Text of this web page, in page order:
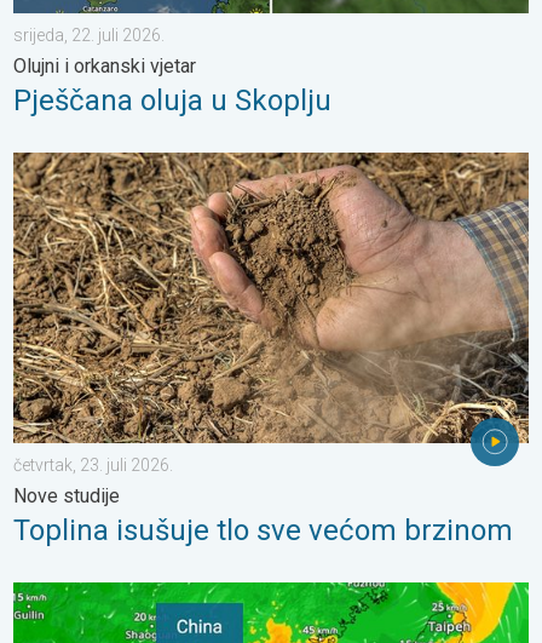
srijeda, 22. juli 2026.
Olujni i orkanski vjetar
Pješčana oluja u Skoplju
Toplina isušuje tlo sve većom brzinom. Nove studije. . .
četvrtak, 23. juli 2026.
Nove studije
Toplina isušuje tlo sve većom brzinom
Upozorenje na tajfun za Kinu. Do 500 litara kiše. . . petak, 24.